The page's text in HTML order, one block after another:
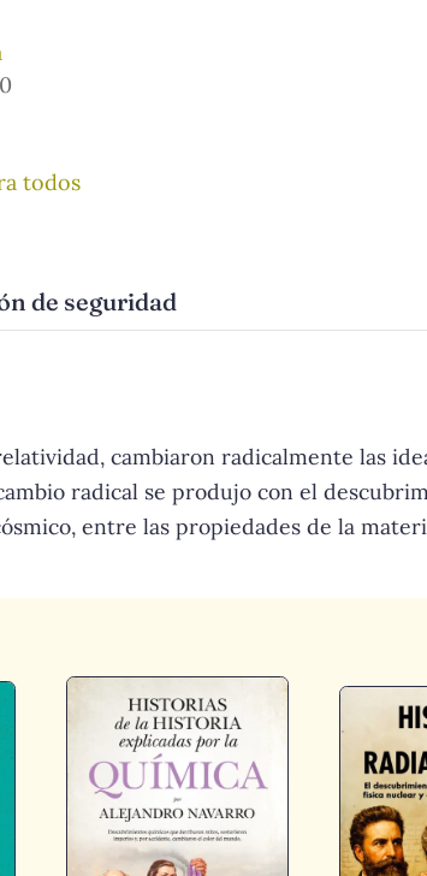
todos
de seguridad
cambiaron radicalmente las
radical se produjo con el
entre las propiedades de la